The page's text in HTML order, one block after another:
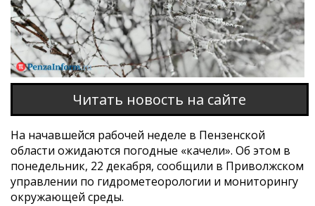
Читать новость на сайте
На начавшейся рабочей неделе в Пензенской
области ожидаются погодные «качели». Об этом в
понедельник, 22 декабря, сообщили в Приволжском
управлении по гидрометеорологии и мониторингу
окружающей среды.